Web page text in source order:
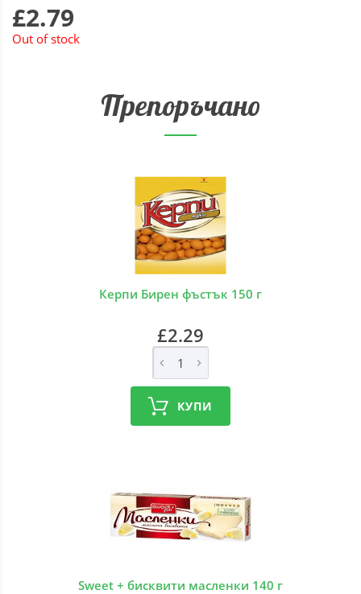
£2.79
Out of stock
Препоръчано
Керпи Бирен фъстък 150 г
£2.29
КУПИ
Sweet + бисквити масленки 140 г